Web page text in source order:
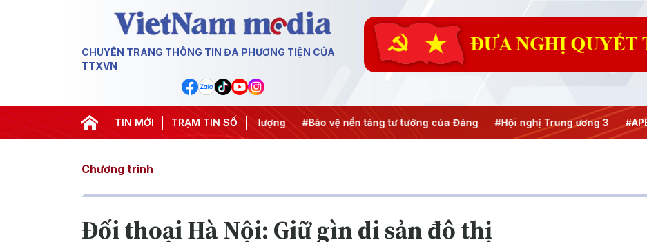
CHUYÊN TRANG THÔNG TIN ĐA PHƯƠNG TIỆN CỦA
TTXVN
TIN MỚI TRẠM TIN SỐ
thẳng Trung Đông #An ninh năng lượng #Bảo vệ nền tảng tư tưởng của Đảng #Hội nghị Trung ương 3 #APEC 2027
Chương trình
Đối thoại Hà Nội: Giữ gìn di sản đô thị